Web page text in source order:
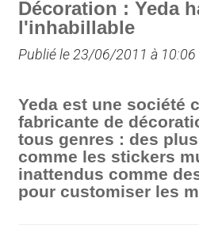
Décoration : Yeda
l'inhabillable
Publié le 23/06/2011 à 10:06
Yeda est une société
fabricante de
tous genres : des
comme les stickers
inattendus comme
pour customiser les